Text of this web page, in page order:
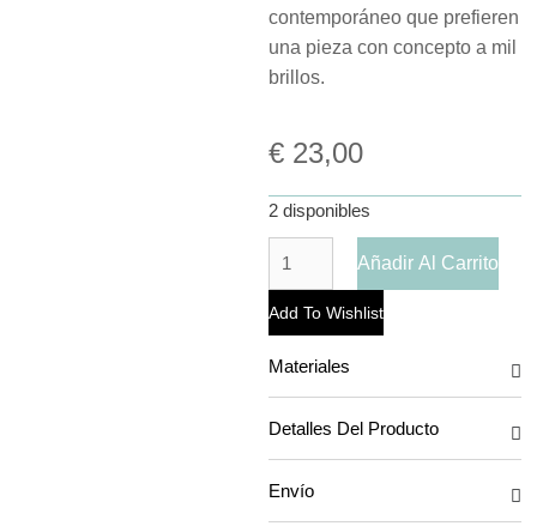
contemporáneo que prefieren
una pieza con concepto a mil
brillos.
€ 23,00
2 disponibles
Añadir Al Carrito
Add To Wishlist
Materiales
Detalles Del Producto
Envío